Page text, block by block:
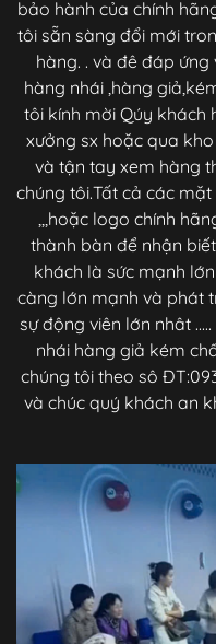
bảo hành của chính
tôi sẵn sàng đổi mới
hàng. . và đê đáp
hàng nhái ,hàng
tôi kính mời Qúy khách
xưởng sx hoặc qua
và tận tay xem hàng
chúng tôi.Tất cả các
,,,hoặc logo chính
thành bàn để nhận
khách là sức mạnh
càng lớn mạnh và phát
sự động viên lớn nhât
nhái hàng giả kém
chúng tôi theo sô
và chúc quý khách an